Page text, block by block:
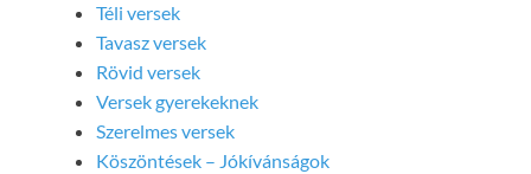
Téli versek
Tavasz versek
Rövid versek
Versek gyerekeknek
Szerelmes versek
Köszöntések – Jókívánságok